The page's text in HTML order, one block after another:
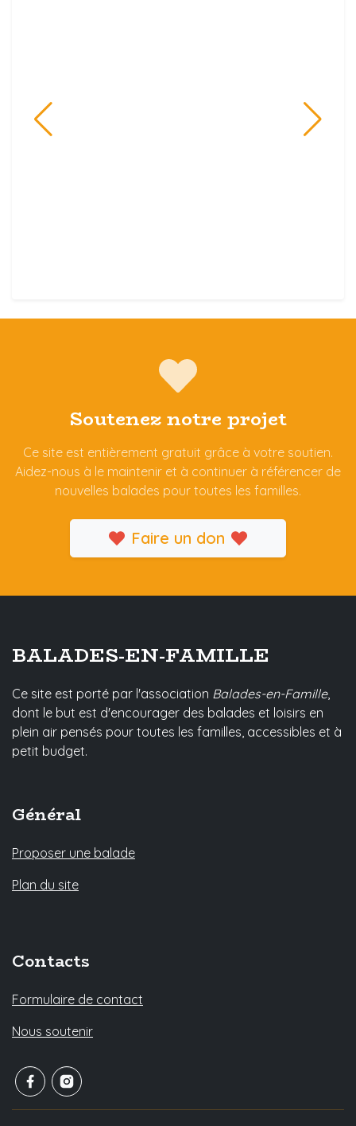
Soutenez notre projet
Ce site est entièrement gratuit grâce à votre soutien.
Aidez-nous à le maintenir et à continuer à référencer de
nouvelles balades pour toutes les familles.
Faire un don
BALADES-EN-FAMILLE
Ce site est porté par l'association Balades-en-Famille,
dont le but est d'encourager des balades et loisirs en
plein air pensés pour toutes les familles, accessibles et à
petit budget.
Général
Proposer une balade
Plan du site
Contacts
Formulaire de contact
Nous soutenir